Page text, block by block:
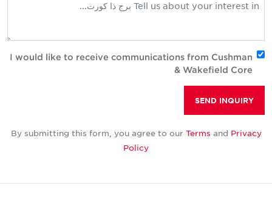
I would like to receive communications from Cushman
& Wakefield Core
SEND INQUIRY
By submitting this form, you agree to our Terms and Privacy
Policy